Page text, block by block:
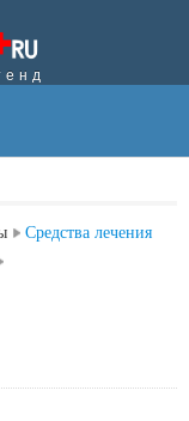
Средства лечения